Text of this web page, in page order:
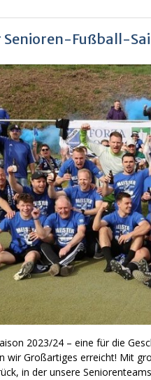
Senioren-Fußball-
2023/24 – eine für die
wir Großartiges erreicht! Mit
in der unsere Seniorenteams